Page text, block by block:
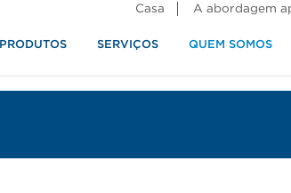
Casa A abordagem
PRODUTOS SERVIÇOS QUEM SOMOS